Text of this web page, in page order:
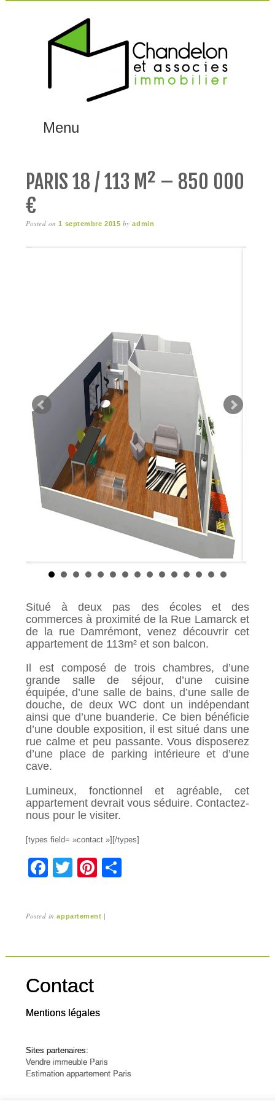
MAIN MENU
Menu
PARIS 18 / 113 M² – 850 000
€
Posted on1 septembre 2015 byadmin
Situé à deux pas des écoles et des
commerces à proximité de la Rue Lamarck et
de la rue Damrémont, venez découvrir cet
appartement de 113m² et son balcon.
Il est composé de trois chambres, d’une
grande salle de séjour, d’une cuisine
équipée, d’une salle de bains, d’une salle de
douche, de deux WC dont un indépendant
ainsi que d’une buanderie. Ce bien bénéficie
d’une double exposition, il est situé dans une
rue calme et peu passante. Vous disposerez
d’une place de parking intérieure et d’une
cave.
Lumineux, fonctionnel et agréable, cet
appartement devrait vous séduire. Contactez-
nous pour le visiter.
[types field= »contact »][/types]
F
e
o
k
T
er
Pi
e
P
Posted inappartement |
Contact
Mentions légales
Sites partenaires:
Vendre immeuble Paris
Estimation appartement Paris